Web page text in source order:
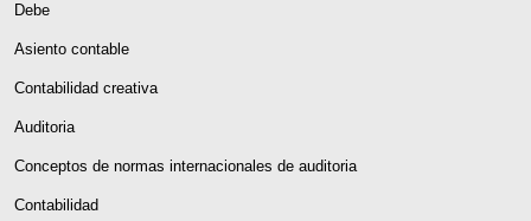
Debe
Asiento contable
Contabilidad creativa
Auditoria
Conceptos de normas internacionales de auditoria
Contabilidad